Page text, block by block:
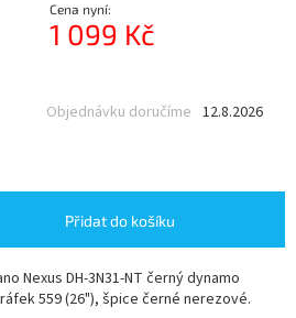
Cena nyní:
1 099 Kč
12.8.2026
Objednávku doručíme
Přidat do košíku
Nexus DH-3N31-NT černý dynamo
559 (26"), špice černé nerezové.